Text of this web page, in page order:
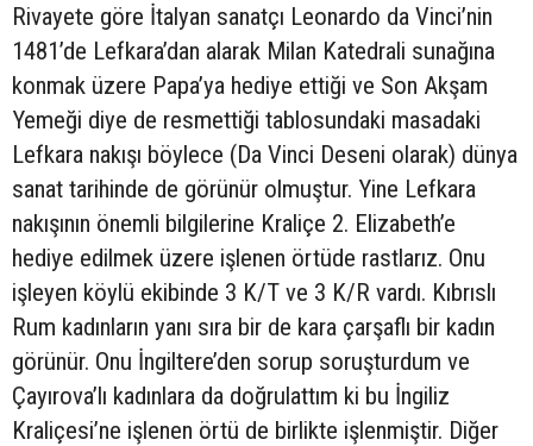
Rivayete göre İtalyan sanatçı Leonardo da Vinci’nin
1481’de Lefkara’dan alarak Milan Katedrali sunağına
konmak üzere Papa’ya hediye ettiği ve Son Akşam
Yemeği diye de resmettiği tablosundaki masadaki
Lefkara nakışı böylece (Da Vinci Deseni olarak) dünya
sanat tarihinde de görünür olmuştur. Yine Lefkara
nakışının önemli bilgilerine Kraliçe 2. Elizabeth’e
hediye edilmek üzere işlenen örtüde rastlarız. Onu
işleyen köylü ekibinde 3 K/T ve 3 K/R vardı. Kıbrıslı
Rum kadınların yanı sıra bir de kara çarşaflı bir kadın
görünür. Onu İngiltere’den sorup soruşturdum ve
Çayırova’lı kadınlara da doğrulattım ki bu İngiliz
Kraliçesi’ne işlenen örtü de birlikte işlenmiştir. Diğer